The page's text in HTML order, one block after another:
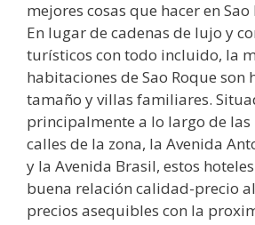
mejores cosas que hacer en Sao
En lugar de cadenas de lujo y
turísticos con todo incluido, la
habitaciones de Sao Roque son
tamaño y villas familiares.
principalmente a lo largo de
calles de la zona, la Avenida
y la Avenida Brasil, estos
buena relación calidad-precio
precios asequibles con la